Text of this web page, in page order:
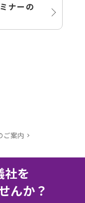
ナーの
ご案内
社を
んか？